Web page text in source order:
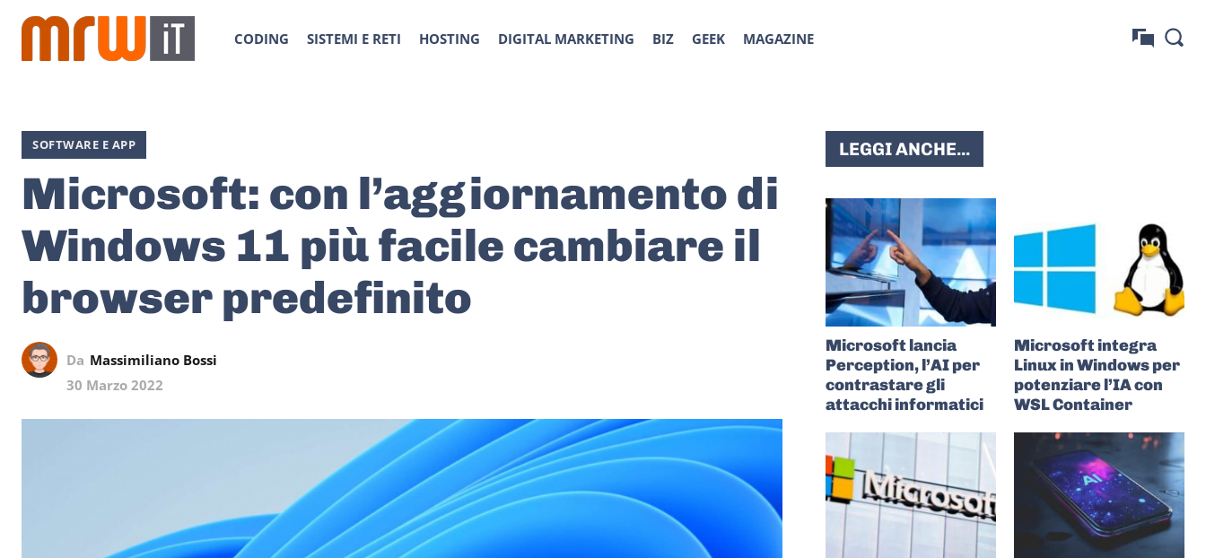
CODING SISTEMI E RETI HOSTING DIGITAL MARKETING BIZ GEEK MAGAZINE
SOFTWARE E APP
Microsoft: con l’aggiornamento di
Windows 11 più facile cambiare il
browser predefinito
Da Massimiliano Bossi
30 Marzo 2022
LEGGI ANCHE...
Microsoft lancia
Perception, l’AI per
contrastare gli
attacchi informatici
Microsoft integra
Linux in Windows per
potenziare l’IA con
WSL Container